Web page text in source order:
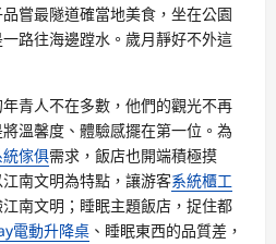
嘗最隧道確當地美食，坐在公園
路往海邊蹚水。歲月靜好不外這
青人不在多數，他們的觀光不再
溫馨度、體驗感擺在第一位。為
傢俱需求，飯店也開端積極摸
南文明為特點，讓游客系統櫃工
南文明；睡眠主題飯店，捉住都
電動升降桌 、睡眠東西的品質差，